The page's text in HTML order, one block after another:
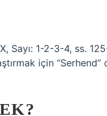
Sayı: 1-2-3-4, ss.
için “Serhend”